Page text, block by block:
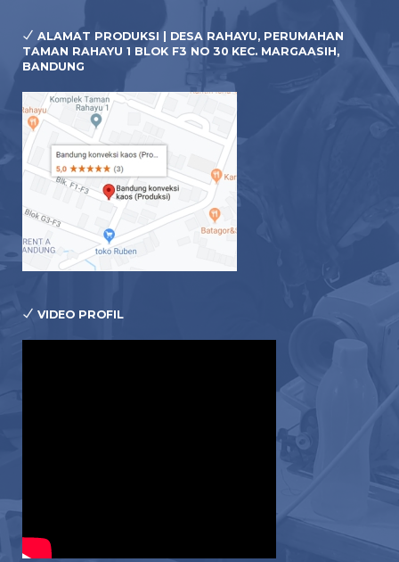
ALAMAT PRODUKSI | DESA RAHAYU, PERUMAHAN
TAMAN RAHAYU 1 BLOK F3 NO 30 KEC. MARGAASIH,
BANDUNG
VIDEO PROFIL